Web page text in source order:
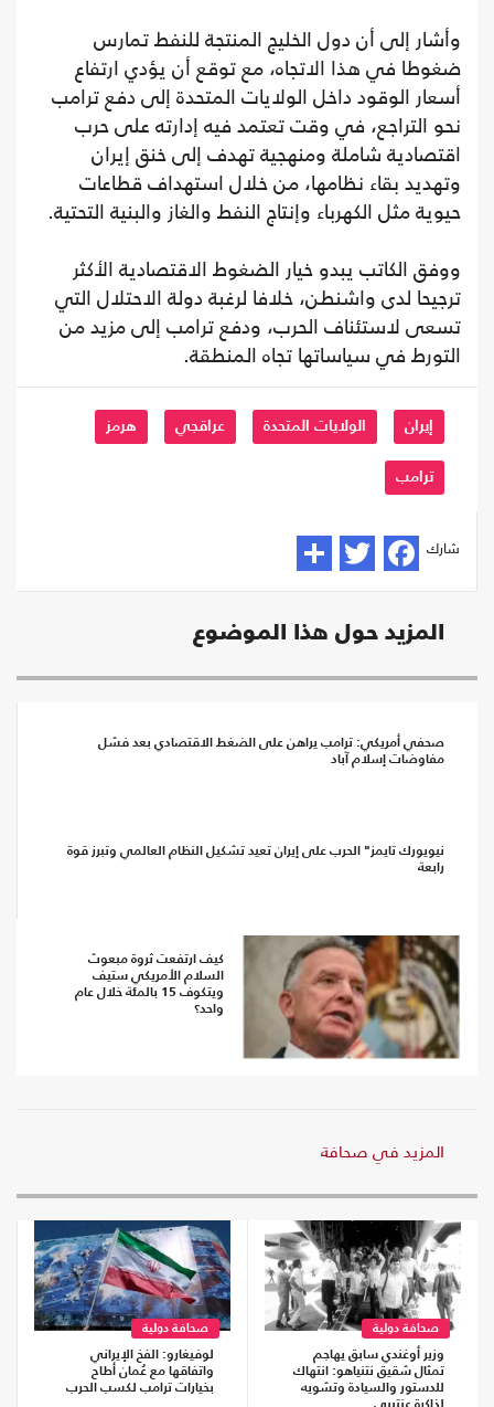
وأشار إلى أن دول الخليج المنتجة للنفط تمارس
ضغوطا في هذا الاتجاه، مع توقع أن يؤدي ارتفاع
أسعار الوقود داخل الولايات المتحدة إلى دفع ترامب
نحو التراجع، في وقت تعتمد فيه إدارته على حرب
اقتصادية شاملة ومنهجية تهدف إلى خنق إيران
وتهديد بقاء نظامها، من خلال استهداف قطاعات
حيوية مثل الكهرباء وإنتاج النفط والغاز والبنية التحتية.
ووفق الكاتب يبدو خيار الضغوط الاقتصادية الأكثر
ترجيحا لدى واشنطن، خلافا لرغبة دولة الاحتلال التي
تسعى لاستئناف الحرب، ودفع ترامب إلى مزيد من
التورط في سياساتها تجاه المنطقة.
إيران الولايات المتحدة عراقجي هرمز
ترامب
شارك
المزيد حول هذا الموضوع
صحفي أمريكي: ترامب يراهن على الضغط الاقتصادي بعد فشل
مفاوضات إسلام آباد
نيويورك تايمز" الحرب على إيران تعيد تشكيل النظام العالمي وتبرز قوة
رابعة
كيف ارتفعت ثروة مبعوث
السلام الأمريكي ستيف
ويتكوف 15 بالمئة خلال عام
واحد؟
المزيد في صحافة
صحافة دولية
وزير أوغندي سابق يهاجم
تمثال شقيق نتنياهو: انتهاك
للدستور والسيادة وتشويه
صحافة دولية
لوفيغارو: الفخ الإيراني
واتفاقها مع عُمان أطاح
بخيارات ترامب لكسب الحرب